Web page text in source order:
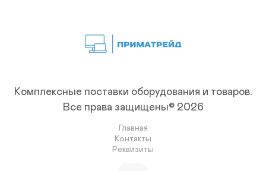
Комплексные поставки оборудования и товаров.
Все права защищены© 2026
Главная
Контакты
Реквизиты